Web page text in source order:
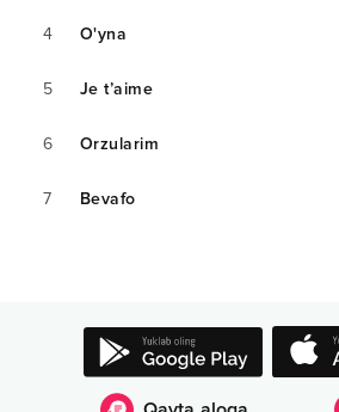
4 O'yna
5 Je t’aime
6 Orzularim
7 Bevafo